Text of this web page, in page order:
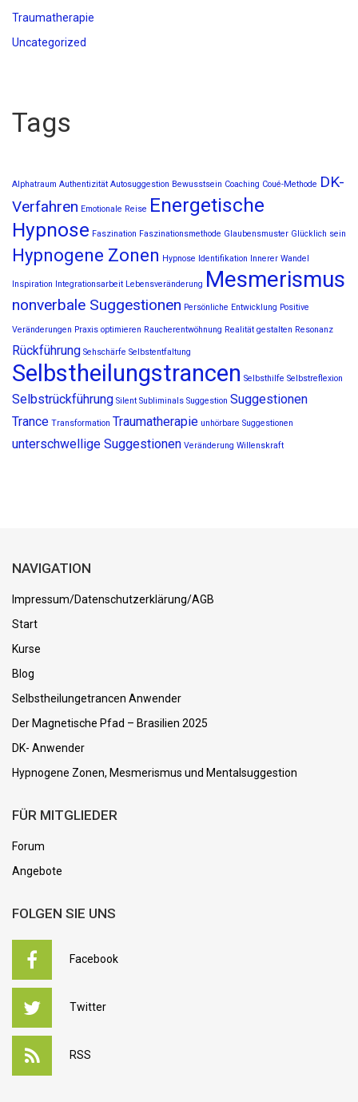
Traumatherapie
Uncategorized
Tags
Alphatraum Authentizität Autosuggestion Bewusstsein Coaching Coué-Methode DK-
Verfahren Emotionale Reise Energetische
Hypnose Faszination Faszinationsmethode Glaubensmuster Glücklich sein
Hypnogene Zonen Hypnose Identifikation Innerer Wandel
Inspiration Integrationsarbeit Lebensveränderung Mesmerismus
nonverbale Suggestionen Persönliche Entwicklung Positive
Veränderungen Praxis optimieren Raucherentwöhnung Realität gestalten Resonanz
Rückführung Sehschärfe Selbstentfaltung
Selbstheilungstrancen Selbsthilfe Selbstreflexion
Selbstrückführung Silent Subliminals Suggestion Suggestionen
Trance Transformation Traumatherapie unhörbare Suggestionen
unterschwellige Suggestionen Veränderung Willenskraft
NAVIGATION
Impressum/Datenschutzerklärung/AGB
Start
Kurse
Blog
Selbstheilungetrancen Anwender
Der Magnetische Pfad – Brasilien 2025
DK- Anwender
Hypnogene Zonen, Mesmerismus und Mentalsuggestion
FÜR MITGLIEDER
Forum
Angebote
FOLGEN SIE UNS
Facebook
Twitter
RSS